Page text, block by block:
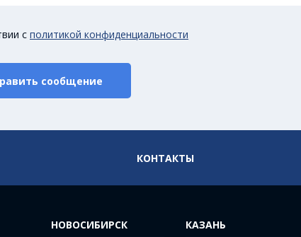
с политикой конфиденциальности
сообщение
КОНТАКТЫ
НОВОСИБИРСК КАЗАНЬ